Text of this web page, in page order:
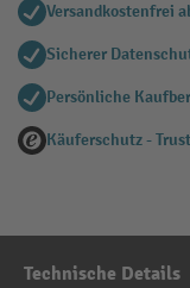
Versandkostenfrei
Sicherer
Persönliche
Käuferschutz -
Technische Details